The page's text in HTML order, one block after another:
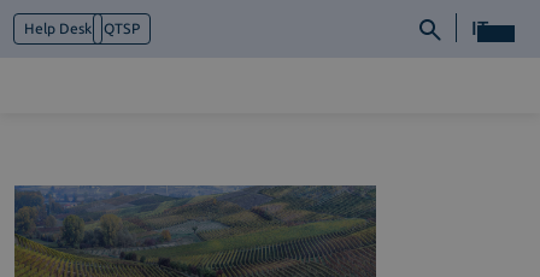
Help Desk QTSP IT
Cosa facciamo
Piattaforme